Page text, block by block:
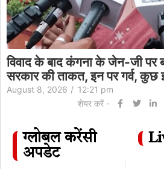
विवाद के बाद कंगना के जेन-जी पर
सरकार की ताकत, इन पर गर्व, कुछ
August 8, 2026 / 12:21 pm
शेयर करें -
ग्लोबल करेंसी
अपडेट